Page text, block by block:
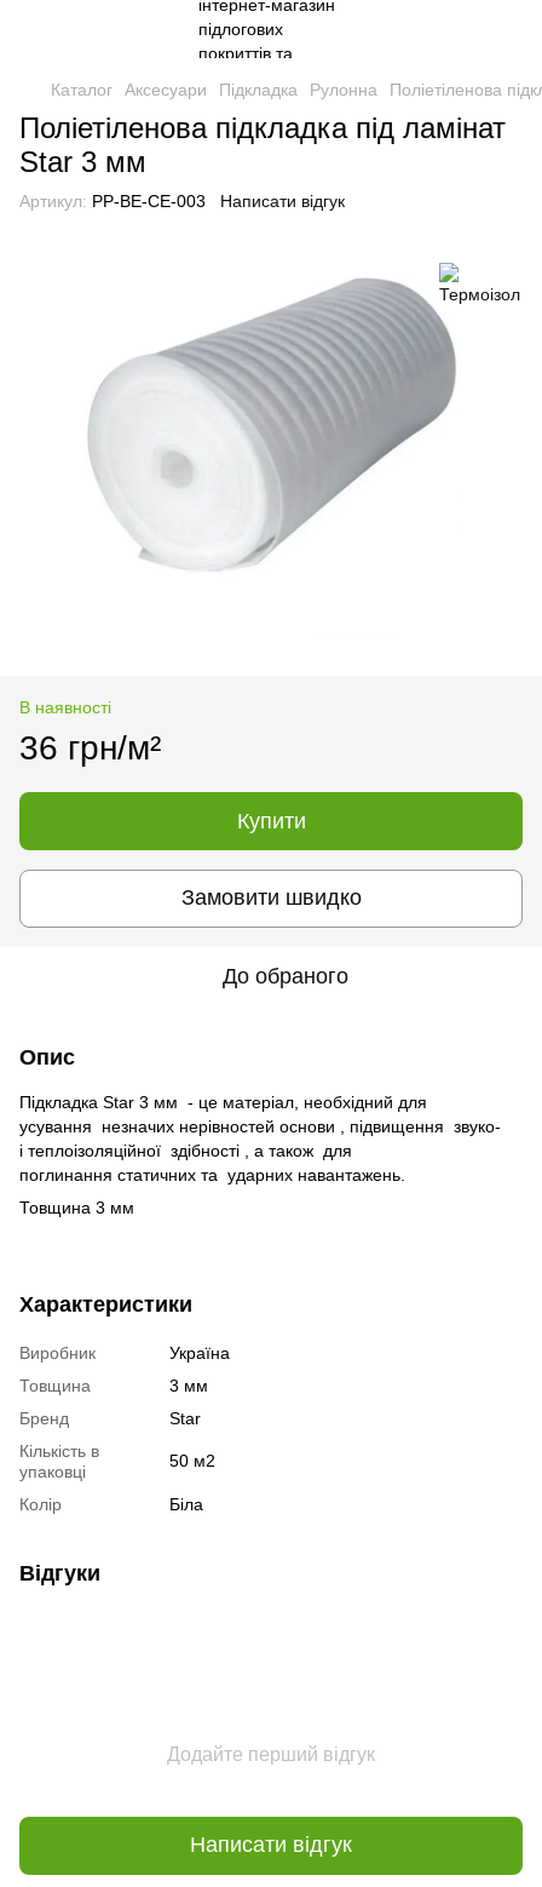
Каталог Аксесуари Підкладка Рулонна Поліетіленова
Поліетіленова підкладка під ламінат
Star 3 мм
Артикул: PP-BE-CE-003 Написати відгук
В наявності
36 грн/м²
Купити
Замовити швидко
До обраного
Опис
Підкладка Star 3 мм - це матеріал, необхідний для
усування незначих нерівностей основи , підвищення звуко-
і теплоізоляційної здібності , а також для
поглинання статичних та ударних навантажень.
Товщина 3 мм
Характеристики
Виробник
Україна
Товщина
3 мм
Бренд
Star
Кількість в
упаковці
50 м2
Колір Біла
Відгуки
Додайте перший відгук
Написати відгук